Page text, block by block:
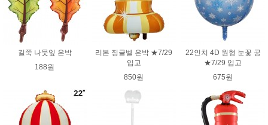
길쭉 나뭇잎 은박
188원
리본 징글벨 은박 ★7/29
입고
850원
22인치 4D 원형 눈꽃 공
★7/29 입고
675원